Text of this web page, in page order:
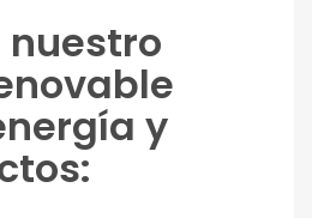
nuestro
y